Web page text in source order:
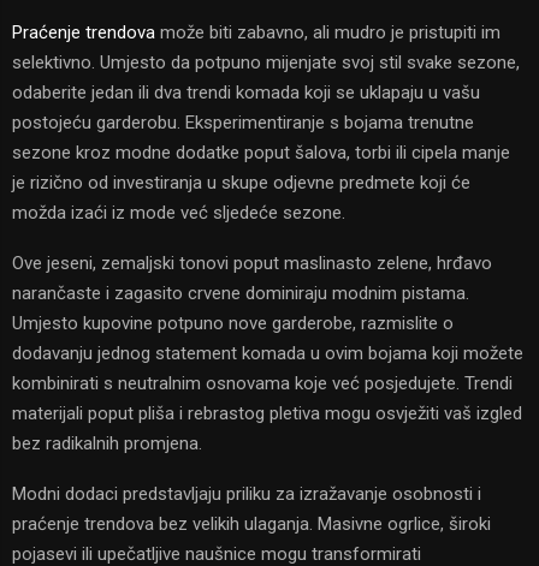
Praćenje trendova može biti zabavno, ali mudro je pristupiti im
selektivno. Umjesto da potpuno mijenjate svoj stil svake sezone,
odaberite jedan ili dva trendi komada koji se uklapaju u vašu
postojeću garderobu. Eksperimentiranje s bojama trenutne
sezone kroz modne dodatke poput šalova, torbi ili cipela manje
je rizično od investiranja u skupe odjevne predmete koji će
možda izaći iz mode već sljedeće sezone.
Ove jeseni, zemaljski tonovi poput maslinasto zelene, hrđavo
narančaste i zagasito crvene dominiraju modnim pistama.
Umjesto kupovine potpuno nove garderobe, razmislite o
dodavanju jednog statement komada u ovim bojama koji možete
kombinirati s neutralnim osnovama koje već posjedujete. Trendi
materijali poput pliša i rebrastog pletiva mogu osvježiti vaš izgled
bez radikalnih promjena.
Modni dodaci predstavljaju priliku za izražavanje osobnosti i
praćenje trendova bez velikih ulaganja. Masivne ogrlice, široki
pojasevi ili upečatljive naušnice mogu transformirati